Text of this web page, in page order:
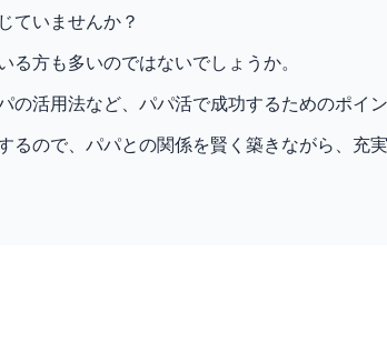
ていませんか？
る方も多いのではないでしょうか。
活用法など、パパ活で成功するためのポイ
ので、パパとの関係を賢く築きながら、充